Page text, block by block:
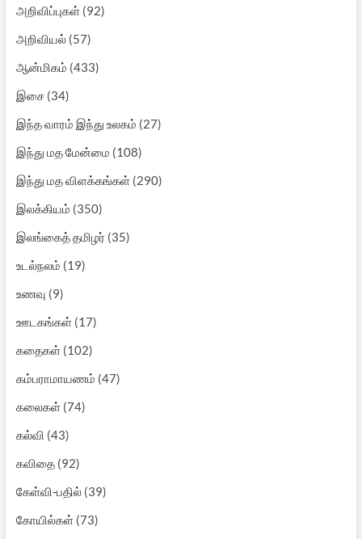
அறிவிப்புகள்(92)
அறிவியல்(57)
ஆன்மிகம் (433)
இசை(34)
இந்த வாரம் இந்து உலகம் (27)
இந்து மத மேன்மை (108)
இந்து மத விளக்கங்கள்(290)
இலக்கியம் (350)
இலங்கைத் தமிழர் (35)
உடல்நலம் (19)
உணவு (9)
ஊடகங்கள்(17)
கதைகள்(102)
கம்பராமாயணம் (47)
கலைகள்(74)
கல்வி (43)
கவிதை(92)
கேள்வி-பதில்(39)
கோயில்கள்(73)